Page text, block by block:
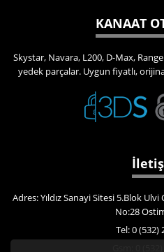
KANAAT
Skystar, Navara, L200, D-Max,
yedek parçalar. Uygun fiyatlı,
Adres: Yıldız Sanayi Sitesi 5.Blok
No:28
Tel: 0 (532)